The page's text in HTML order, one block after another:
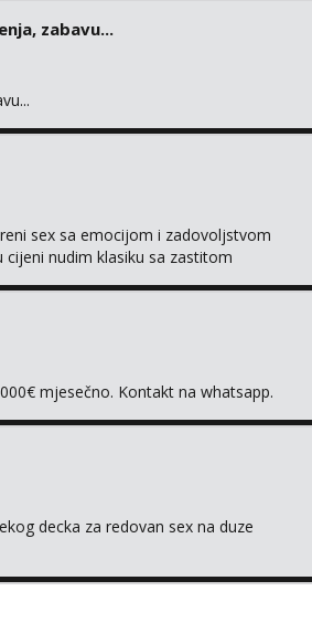
zabavu...
sex sa emocijom i zadovoljstvom
nudim klasiku sa zastitom
mjesečno. Kontakt na whatsapp.
decka za redovan sex na duze